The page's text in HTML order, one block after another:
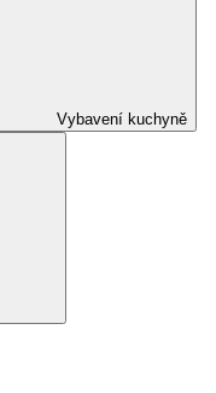
Vybavení kuchyně